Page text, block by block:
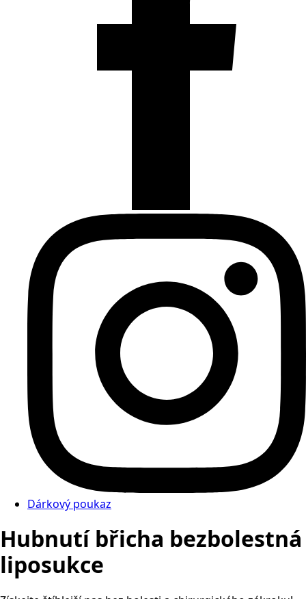
Dárkový poukaz
Hubnutí břicha bezbolestná
liposukce